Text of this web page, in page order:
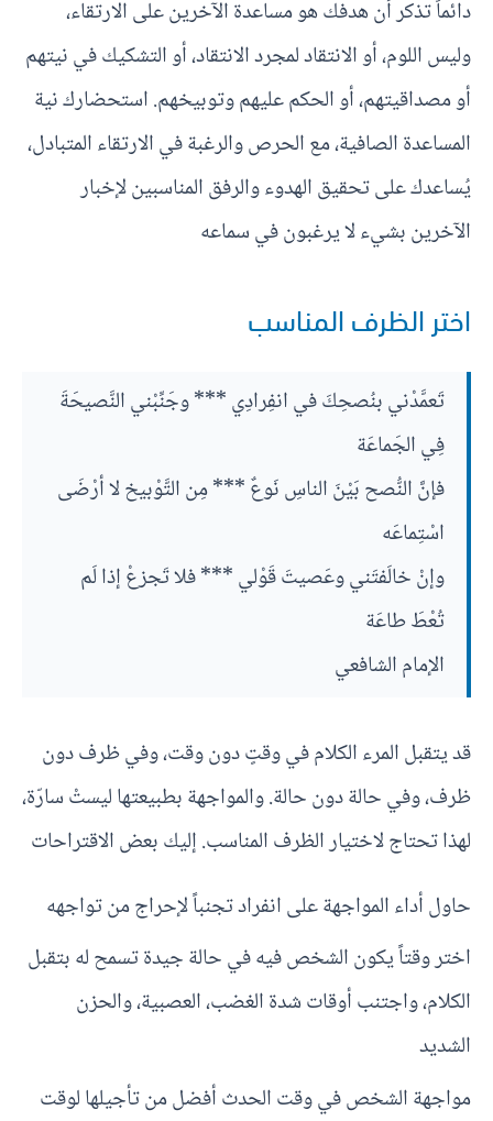
دائماً تذكر أن هدفك هو مساعدة الآخرين على الارتقاء،
وليس اللوم، أو الانتقاد لمجرد الانتقاد، أو التشكيك في نيتهم
أو مصداقيتهم، أو الحكم عليهم وتوبيخهم. استحضارك نية
المساعدة الصافية، مع الحرص والرغبة في الارتقاء المتبادل،
يُساعدك على تحقيق الهدوء والرفق المناسبين لإخبار
الآخرين بشيء لا يرغبون في سماعه
اختر الظرف المناسب
تَعمَّدْني بنُصحِكَ في انفِرادِي *** وجَنِّبْني النَّصيحَةَ
فِي الجَماعَة
فإنَّ النُّصح بَيْنَ الناسِ نَوعٌ *** مِن التَّوْبيخ لا أرْضَى
اسْتِماعَه
وإنْ خالَفتَني وعَصيتَ قَوْلي *** فلا تَجزعْ إذا لَم
تُعْطَ طاعَة
الإمام الشافعي
قد يتقبل المرء الكلام في وقتٍ دون وقت، وفي ظرف دون
ظرف، وفي حالة دون حالة. والمواجهة بطبيعتها ليستْ سارّة،
لهذا تحتاج لاختيار الظرف المناسب. إليك بعض الاقتراحات
حاول أداء المواجهة على انفراد تجنباً لإحراج من تواجهه
اختر وقتاً يكون الشخص فيه في حالة جيدة تسمح له بتقبل
الكلام، واجتنب أوقات شدة الغضب، العصبية، والحزن
الشديد
مواجهة الشخص في وقت الحدث أفضل من تأجيلها لوقت